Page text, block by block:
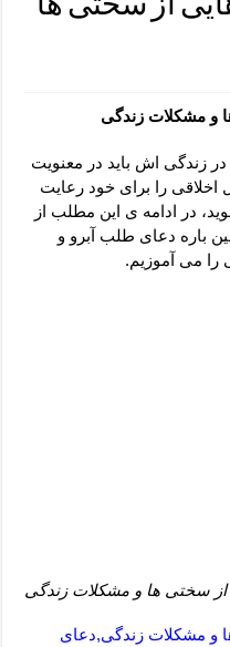
– ذکر مخصوص مستجاب الدعوه
ترس و بی خوابی کودکان
مشکلات و طلب حاجت
– دعای چشم زخم ماشاالله
آرامش قلب و رفع اضطراب
ثروت حضرت سلیمان
و مشکلات زندگی
زندگی اش باید در معنویت
را برای خود رعایت
در ادامه ی این مطلب از
باره دعای طلب آبرو و
می آموزیم.
سختی ها و مشکلات زندگی
و مشکلات زندگی,دعای